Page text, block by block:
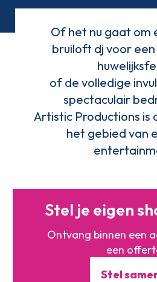
Of het nu gaat om
bruiloft dj voor
of de volledige
spectaculair
Artistic Productions is
het gebied van
Stel je eigen
Ontvang binnen een
een
Stel